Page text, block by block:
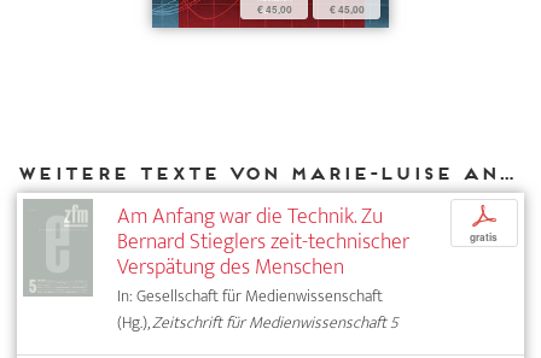
€ 45,00 € 45,00
Weitere Texte von Marie-Luise Angerer bei DIAPHANES
Am Anfang war die Technik. Zu
Bernard Stieglers zeit-technischer
Verspätung des Menschen
In: Gesellschaft für Medienwissenschaft
(Hg.),Zeitschrift für Medienwissenschaft 5
p
gratis